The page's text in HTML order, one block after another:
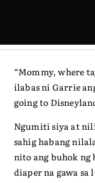
“Mommy, where
ilabas ni Garrie
going to
Ngumiti siya at
sahig habang
nito ang buhok ng
diaper na gawa sa